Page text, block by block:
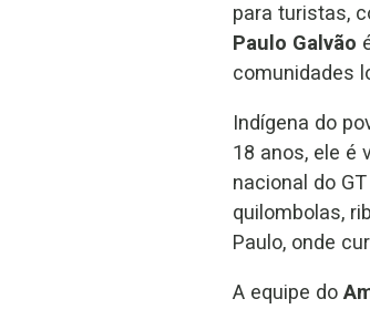
para turistas,
Paulo Galvão
comunidades
Indígena do
18 anos, ele é
nacional do
quilombolas,
Paulo, onde
A equipe do